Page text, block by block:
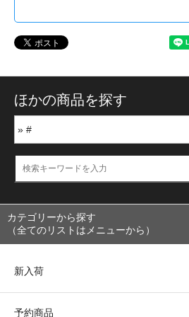
ほかの商品を探す
カテゴリーから探す
（全てのリストはメニューから）
新入荷
予約商品